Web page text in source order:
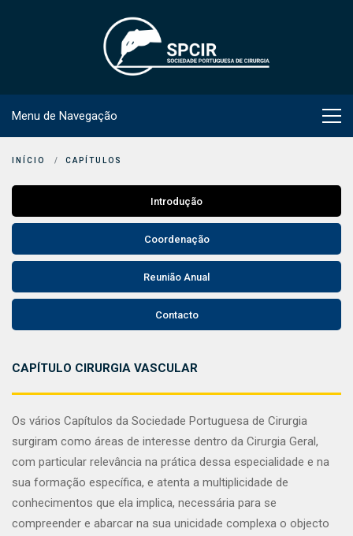
Menu de Navegação
INÍCIO CAPÍTULOS
Introdução
Coordenação
Reunião Anual
Contacto
CAPÍTULO CIRURGIA VASCULAR
Os vários Capítulos da Sociedade Portuguesa de Cirurgia
surgiram como áreas de interesse dentro da Cirurgia Geral,
com particular relevância na prática dessa especialidade e na
sua formação específica, e atenta a multiplicidade de
conhecimentos que ela implica, necessária para se
compreender e abarcar na sua unicidade complexa o objecto